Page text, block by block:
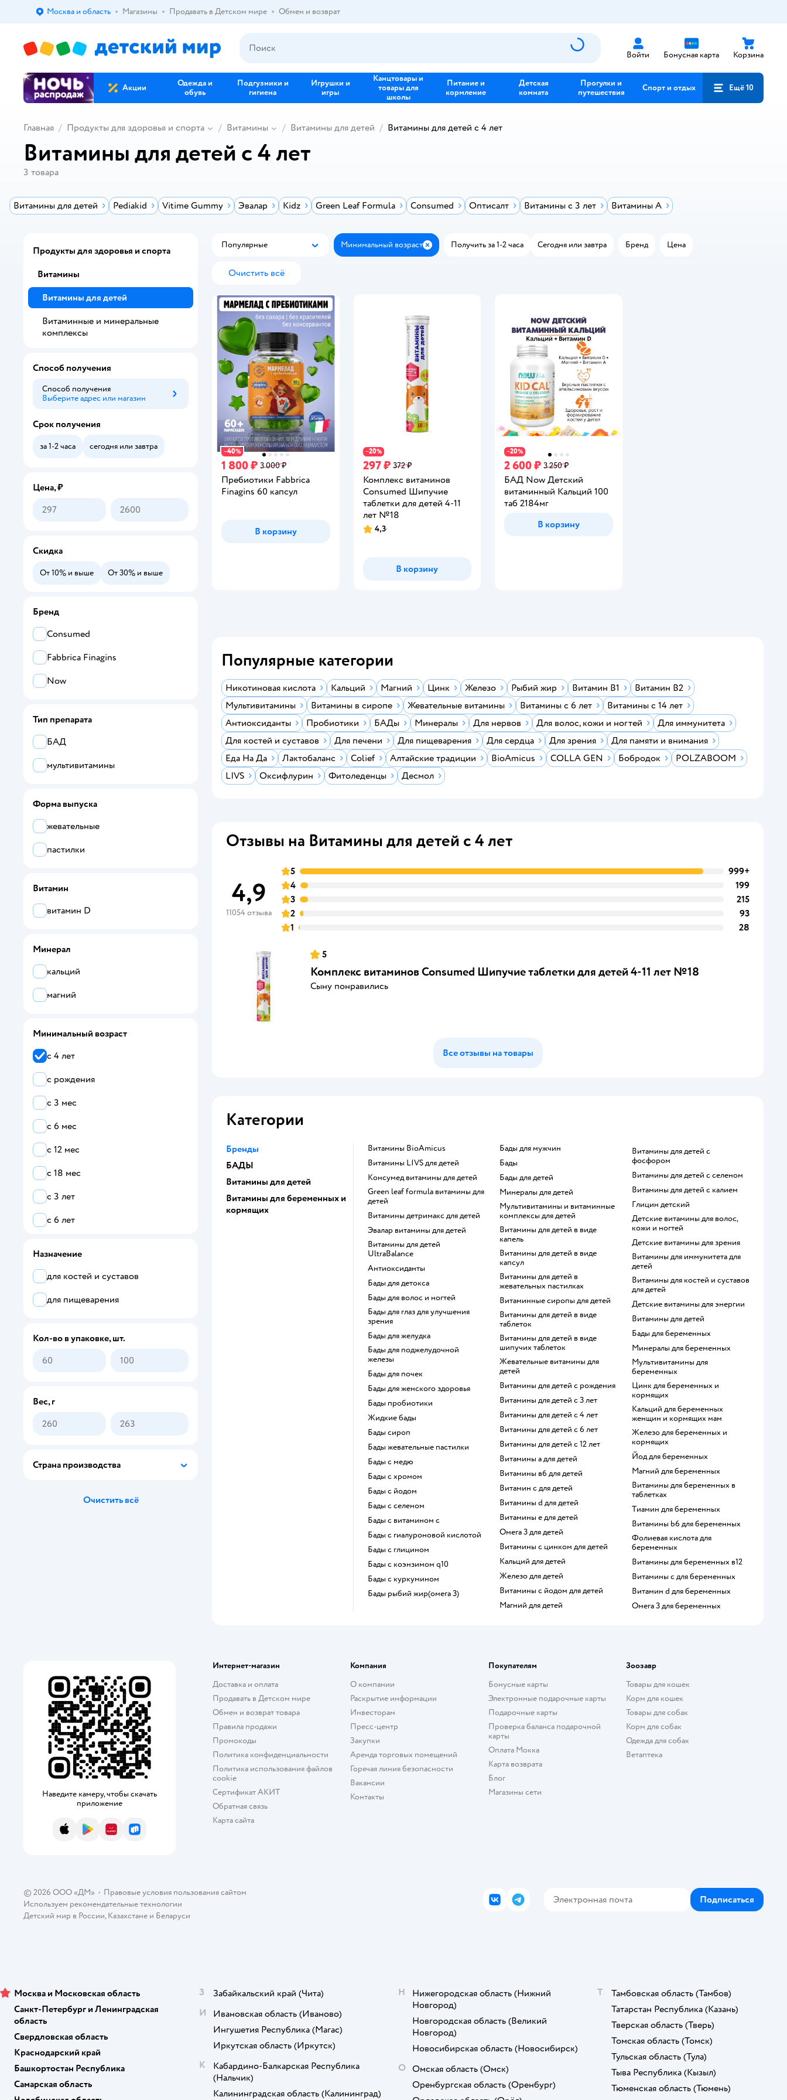
Выбор адреса доставки.
Москва и область Магазины Продавать в Детском мире Обмен и возврат
Войти Бонусная карта Корзина
Акции
Одежда и
обувь
Подгузники и
гигиена
Игрушки и
игры
Канцтовары и
товары для
школы
Питание и
кормление
Детская
комната
Прогулки и
путешествия
Спорт и отдых Ещё 10
Главная Продукты для здоровья и спорта Витамины Витамины для детей Витамины для детей с 4 лет
Витамины для детей с 4 лет
3 товара
Витамины для детей Pediakid Vitime Gummy Эвалар Kidz Green Leaf Formula Consumed Оптисалт Витамины с 3 лет Витамины А
Популярные
Популярные Минимальный возраст ЗакрытьПолучить за 1-2 часа Сегодня или завтра Бренд Цена
Очистить всё
−40%
1 800 ₽ 3 000 ₽
Пребиотики Fabbrica
Finagins 60 капсул
В корзину
−20%
297 ₽ 372 ₽
Комплекс витаминов
Consumed Шипучие
таблетки для детей 4-11
лет №18
Рейтинг:
4,3
В корзину
−20%
2 600 ₽ 3 250 ₽
БАД Now Детский
витаминный Кальций 100
таб 2184мг
В корзину
Популярные категории
Никотиновая кислота Кальций Магний Цинк Железо Рыбий жир Витамин B1
Витамин B2
Мультивитамины
Витамины в сиропе Жевательные витамины Витамины с 6 лет
Витамины с 14 лет
Антиоксиданты
Пробиотики БАДы Минералы Для нервов Для волос, кожи и ногтей
Для иммунитета
Для костей и суставов
Для печени Для пищеварения Для сердца Для зрения
Для памяти и внимания
Еда На Да
Лактобаланс Colief Алтайские традиции BioAmicus COLLA GEN Бобродок
POLZABOOM
LIVS
Оксифлурин Фитоледенцы Десмол
Отзывы на Витамины для детей с 4 лет
4,9
11054 отзыва
5
999+
4
199
3
215
2
93
1
28
5
Комплекс витаминов Consumed Шипучие таблетки для детей 4-11 лет №18
Сыну понравились
Все отзывы на товары
Категории
Бренды
БАДЫ
Витамины для детей
Витамины для беременных и
кормящих
Витамины BioAmicus
Витамины LIVS для детей
Консумед витамины для детей
Green leaf formula витамины для
детей
Витамины детримакс для детей
Эвалар витамины для детей
Витамины для детей
UltraBalance
Антиоксиданты
Бады для детокса
Бады для волос и ногтей
Бады для глаз для улучшения
зрения
Бады для желудка
Бады для поджелудочной
железы
Бады для почек
Бады для женского здоровья
Бады пробиотики
Жидкие бады
Бады сироп
Бады жевательные пастилки
Бады с медю
Бады с хромом
Бады с йодом
Бады с селеном
Бады с витамином c
Бады с гиалуроновой кислотой
Бады с глицином
Бады с коэнзимом q10
Бады с куркумином
Бады рыбий жир(омега 3)
Бады для мужчин
Бады
Бады для детей
Минералы для детей
Мультивитамины и витаминные
комплексы для детей
Витамины для детей в виде
капель
Витамины для детей в виде
капсул
Витамины для детей в
жевательных пастилках
Витаминные сиропы для детей
Витамины для детей в виде
таблеток
Витамины для детей в виде
шипучих таблеток
Жевательные витамины для
детей
Витамины для детей с рождения
Витамины для детей с 3 лет
Витамины для детей с 4 лет
Витамины для детей с 6 лет
Витамины для детей с 12 лет
Витамины а для детей
Витамины в6 для детей
Витамин с для детей
Витамины d для детей
Витамины е для детей
Омега 3 для детей
Витамины с цинком для детей
Кальций для детей
Железо для детей
Витамины с йодом для детей
Магний для детей
Витамины для детей с
фосфором
Витамины для детей с селеном
Витамины для детей с калием
Глицин детский
Детские витамины для волос,
кожи и ногтей
Детские витамины для зрения
Витамины для иммунитета для
детей
Витамины для костей и суставов
для детей
Детские витамины для энергии
Витамины для детей
Бады для беременных
Минералы для беременных
Мультивитамины для
беременных
Цинк для беременных и
кормящих
Кальций для беременных
женщин и кормящих мам
Железо для беременных и
кормящих
Йод для беременных
Магний для беременных
Витамины для беременных в
таблетках
Тиамин для беременных
Витамины b6 для беременных
Фолиевая кислота для
беременных
Витамины для беременных в12
Витамины c для беременных
Витамин d для беременных
Омега 3 для беременных
Продукты для здоровья и спорта
Витамины
Витамины для детей
Витаминные и минеральные
комплексы
Способ получения
Способ получения
Выберите адрес или магазин
Способ получения
Срок получения
за 1-2 часа сегодня или завтра
Цена, ₽
Скидка
От 10% и выше От 30% и выше
Бренд
Consumed
Fabbrica Finagins
Now
Тип препарата
БАД
мультивитамины
Форма выпуска
жевательные
пастилки
Витамин
витамин D
Минерал
кальций
магний
Минимальный возраст
с 4 лет
с рождения
с 3 мес
с 6 мес
с 12 мес
с 18 мес
с 3 лет
с 6 лет
с 14 лет
с 16 лет
Назначение
для костей и суставов
для пищеварения
Кол-во в упаковке, шт.
Вес, г
Страна производства
Очистить всё
Наведите камеру, чтобы скачать
приложение
App StoreGoogle Play
AppGallery
RuStore
Интернет-магазин
Доставка и оплата
Продавать в Детском мире
Обмен и возврат товара
Правила продажи
Промокоды
Политика конфиденциальности
Политика использования файлов
cookie
Сертификат АКИТ
Обратная связь
Карта сайта
Компания
О компании
Раскрытие информации
Инвесторам
Пресс-центр
Закупки
Аренда торговых помещений
Горячая линия безопасности
Вакансии
Контакты
Покупателям
Бонусные карты
Электронные подарочные карты
Подарочные карты
Проверка баланса подарочной
карты
Оплата Мокка
Карта возврата
Блог
Магазины сети
Зоозавр
Товары для кошек
Корм для кошек
Товары для собак
Корм для собак
Одежда для собак
Ветаптека
© 2026 ООО «ДМ» • Правовые условия пользования сайтом
Используем рекомендательные технологии
Детский мир в России,Казахстане и Беларуси
ВКонтактеTelegram Подписаться
Москва и Московская область
Санкт-Петербург и Ленинградская
область
Свердловская область
Краснодарский край
Башкортостан Республика
Самарская область
З Забайкальский край (Чита)
И
Ивановская область (Иваново)
Ингушетия Республика (Магас)
Иркутская область (Иркутск)
К
Кабардино-Балкарская Республика
(Нальчик)
Калининградская область (Калининград)
Н Нижегородская область (Нижний
Новгород)
Новгородская область (Великий
Новгород)
Новосибирская область (Новосибирск)
О Омская область (Омск)
Оренбургская область (Оренбург)
Т Тамбовская область (Тамбов)
Татарстан Республика (Казань)
Тверская область (Тверь)
Томская область (Томск)
Тульская область (Тула)
Тыва Республика (Кызыл)
Тюменская область (Тюмень)